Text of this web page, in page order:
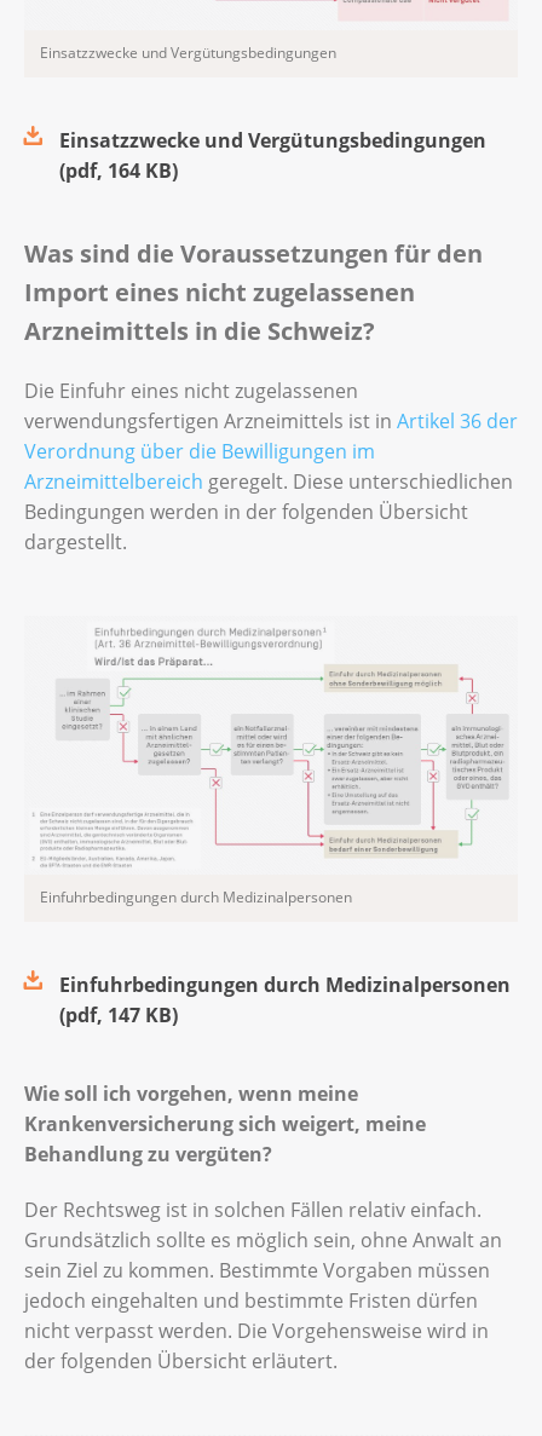
Einsatzzwecke und Vergütungsbedingungen
Einsatzzwecke und Vergütungsbedingungen
(pdf, 164 KB)
Was sind die Voraussetzungen für den
Import eines nicht zugelassenen
Arzneimittels in die Schweiz?
Die Einfuhr eines nicht zugelassenen
verwendungsfertigen Arzneimittels ist in Artikel 36 der
Verordnung über die Bewilligungen im
Arzneimittelbereich geregelt. Diese unterschiedlichen
Bedingungen werden in der folgenden Übersicht
dargestellt.
Einfuhrbedingungen durch Medizinalpersonen
Einfuhrbedingungen durch Medizinalpersonen
(pdf, 147 KB)
Wie soll ich vorgehen, wenn meine
Krankenversicherung sich weigert, meine
Behandlung zu vergüten?
Der Rechtsweg ist in solchen Fällen relativ einfach.
Grundsätzlich sollte es möglich sein, ohne Anwalt an
sein Ziel zu kommen. Bestimmte Vorgaben müssen
jedoch eingehalten und bestimmte Fristen dürfen
nicht verpasst werden. Die Vorgehensweise wird in
der folgenden Übersicht erläutert.